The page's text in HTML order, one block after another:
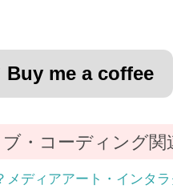
Buy me a coffee
・コーディング関
ディアアート・インタ